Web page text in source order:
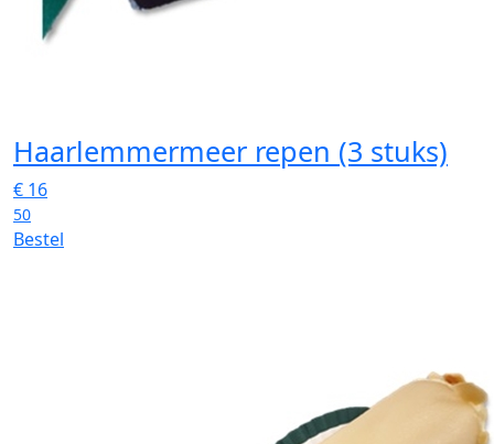
Haarlemmermeer repen (3 stuks)
€ 16
50
Bestel